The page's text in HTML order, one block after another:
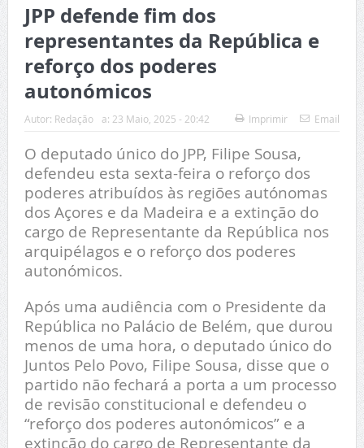
JPP defende fim dos
representantes da República e
reforço dos poderes
autonómicos
Autor: Redação a: 23 Maio, 2025 - 20:42 Imprimir Email
O deputado único do JPP, Filipe Sousa,
defendeu esta sexta-feira o reforço dos
poderes atribuídos às regiões autónomas
dos Açores e da Madeira e a extinção do
cargo de Representante da República nos
arquipélagos e o reforço dos poderes
autonómicos.
Após uma audiência com o Presidente da
República no Palácio de Belém, que durou
menos de uma hora, o deputado único do
Juntos Pelo Povo, Filipe Sousa, disse que o
partido não fechará a porta a um processo
de revisão constitucional e defendeu o
“reforço dos poderes autonómicos” e a
extinção do cargo de Representante da